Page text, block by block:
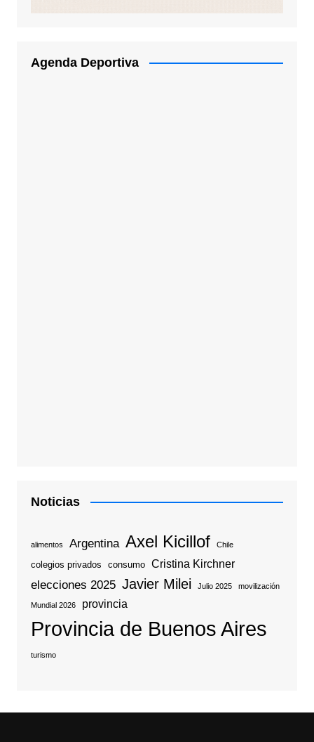
Agenda Deportiva
Noticias
alimentos Argentina Axel Kicillof Chile
colegios privados consumo Cristina Kirchner
elecciones 2025 Javier Milei Julio 2025 movilización
Mundial 2026 provincia
Provincia de Buenos Aires
turismo